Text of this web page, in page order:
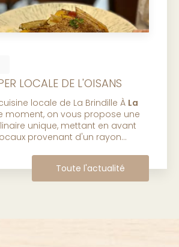
DU RESTAURANT DE LA
À la table de la Brindille on
un apéro ! Cocktail, boisson
et bière locale… Puis une
et locaux…